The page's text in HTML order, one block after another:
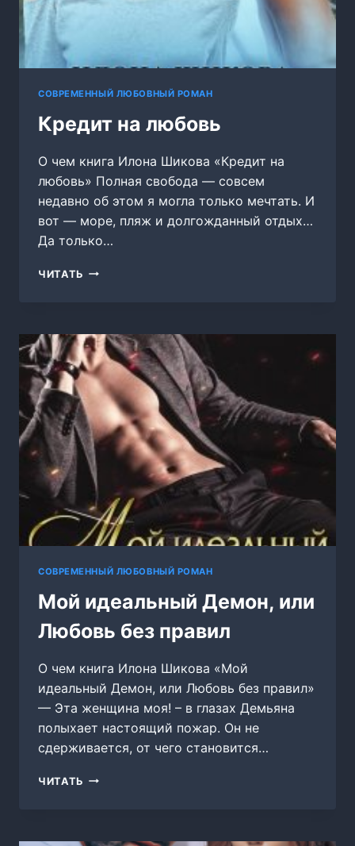
СОВРЕМЕННЫЙ ЛЮБОВНЫЙ РОМАН
Кредит на любовь
О чем книга Илона Шикова «Кредит на
любовь» Полная свобода — совсем
недавно об этом я могла только мечтать. И
вот — море, пляж и долгожданный отдых…
Да только…
ЧИТАТЬ КРЕДИТ
СОВРЕМЕННЫЙ ЛЮБОВНЫЙ РОМАН
Мой идеальный Демон, или
Любовь без правил
О чем книга Илона Шикова «Мой
идеальный Демон, или Любовь без правил»
— Эта женщина моя! – в глазах Демьяна
полыхает настоящий пожар. Он не
сдерживается, от чего становится…
ЧИТАТЬ МОЙ
ЛЮБОВЬ